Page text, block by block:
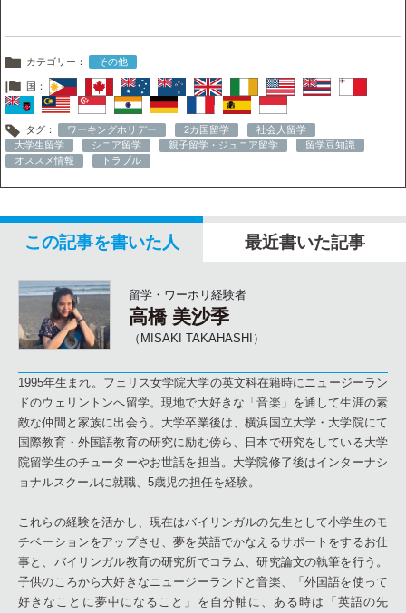
カテゴリー： その他
国：
タグ： ワーキングホリデー 2カ国留学
社会人留学
大学生留学
シニア留学 親子留学・ジュニア留学
留学豆知識
オススメ情報
トラブル
この記事を書いた人 最近書いた記事
留学・ワーホリ経験者
高橋 美沙季
（MISAKI TAKAHASHI）
1995年生まれ。フェリス女学院大学の英文科在籍時にニュージーラン
ドのウェリントンへ留学。現地で大好きな「音楽」を通して生涯の素
敵な仲間と家族に出会う。大学卒業後は、横浜国立大学・大学院にて
国際教育・外国語教育の研究に励む傍ら、日本で研究をしている大学
院留学生のチューターやお世話を担当。大学院修了後はインターナシ
ョナルスクールに就職、5歳児の担任を経験。
これらの経験を活かし、現在はバイリンガルの先生として小学生のモ
チベーションをアップさせ、夢を英語でかなえるサポートをするお仕
事と、バイリンガル教育の研究所でコラム、研究論文の執筆を行う。
子供のころから大好きなニュージーランドと音楽、「外国語を使って
好きなことに夢中になること」を自分軸に、ある時は「英語の先